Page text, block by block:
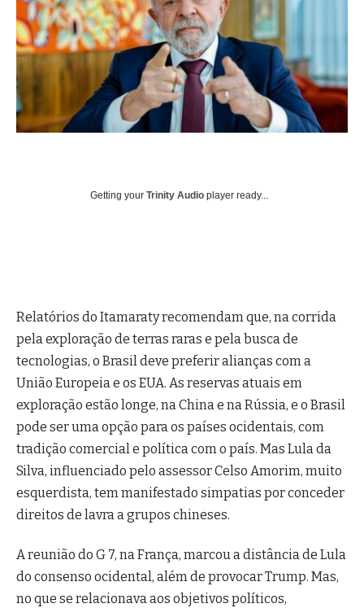
Getting your Trinity Audio player ready...
Relatórios do Itamaraty recomendam que, na corrida
pela exploração de terras raras e pela busca de
tecnologias, o Brasil deve preferir alianças com a
União Europeia e os EUA. As reservas atuais em
exploração estão longe, na China e na Rússia, e o Brasil
pode ser uma opção para os países ocidentais, com
tradição comercial e política com o país. Mas Lula da
Silva, influenciado pelo assessor Celso Amorim, muito
esquerdista, tem manifestado simpatias por conceder
direitos de lavra a grupos chineses.
A reunião do G 7, na França, marcou a distância de Lula
do consenso ocidental, além de provocar Trump. Mas,
no que se relacionava aos objetivos políticos,